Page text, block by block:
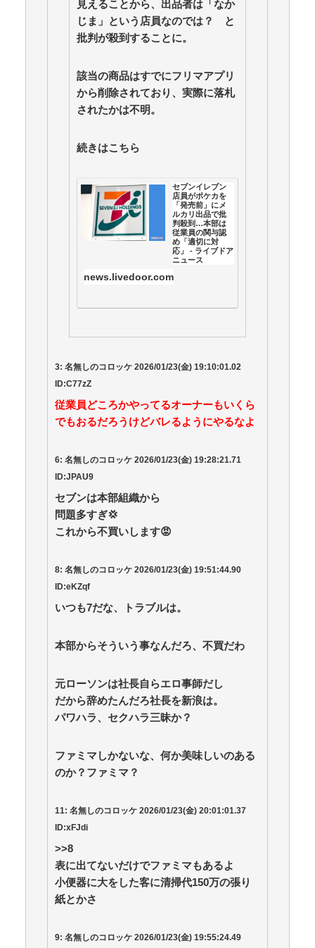
(8/7 17:13)
佐山聡「はいじゃ蹴ってみ」←ここからビンタされず
に済む方法 / 5chまとめMAP(総合)
【事故】路面電車と衝突…車置き逃走 当て逃げか
事故の一部始終⋯ / おまとめアンテナ
【心霊・幽霊】「◯◯花橋」という赤い橋 / おまとめ
【ウマ娘】4コマ「ギャル界隈」 / おまとめアンテナ
堀田真由が10周年で大きな一歩 初挑戦の役柄に期待
集まる / おまとめアンテナ
(8/7 12:08)
Powered by livedoor 相互RSS
見えることから、出品者は「なか
じま」という店員なのでは？ と
批判が殺到することに。
該当の商品はすでにフリマアプリ
から削除されており、実際に落札
されたかは不明。
続きはこちら
セブンイレブン
店員がポケカを
「発売前」にメ
ルカリ出品で批
判殺到…本部は
従業員の関与認
め「適切に対
応」 - ライブドア
ニュース
ロ」が発売された。
品していた。同社は
は、適切に対応」と
関与を認めた
news.livedoor.com
3: 名無しのコロッケ 2026/01/23(金) 19:10:01.02
ID:C77zZ
従業員どころかやってるオーナーもいくら
でもおるだろうけどバレるようにやるなよ
6: 名無しのコロッケ 2026/01/23(金) 19:28:21.71
ID:JPAU9
セブンは本部組織から
問題多すぎ💢
これから不買いします😡
8: 名無しのコロッケ 2026/01/23(金) 19:51:44.90
ID:eKZqf
いつも7だな、トラブルは。
本部からそういう事なんだろ、不買だわ
元ローソンは社長自らエロ事師だし
だから辞めたんだろ社長を新浪は。
パワハラ、セクハラ三昧か？
ファミマしかないな、何か美味しいのある
のか？ファミマ？
11: 名無しのコロッケ 2026/01/23(金) 20:01:01.37
ID:xFJdi
>>8
表に出てないだけでファミマもあるよ
小便器に大をした客に清掃代150万の張り
紙とかさ
9: 名無しのコロッケ 2026/01/23(金) 19:55:24.49